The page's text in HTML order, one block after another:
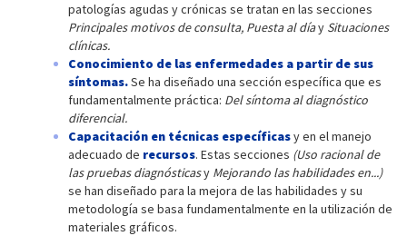
patologías agudas y crónicas se tratan en las secciones
Principales motivos de consulta, Puesta al díay Situaciones
clínicas.
Conocimiento de las enfermedades a partir de sus
síntomas.Se ha diseñado una sección específica que es
fundamentalmente práctica: Del síntoma al diagnóstico
diferencial.
Capacitación en técnicas específicasy en el manejo
adecuado de recursos. Estas secciones (Uso racional de
las pruebas diagnósticasy Mejorando las habilidades en...)
se han diseñado para la mejora de las habilidades y su
metodología se basa fundamentalmente en la utilización de
materiales gráficos.